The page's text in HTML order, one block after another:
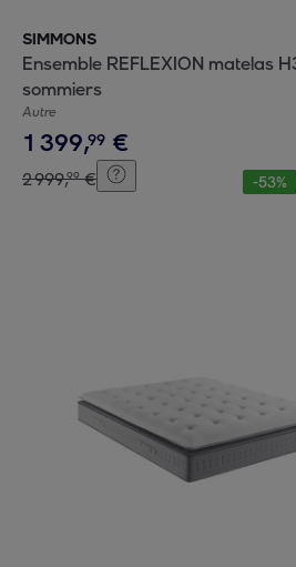
SIMMONS
Ensemble REFLEXION matelas
sommiers
Autre
1 399,99 €
2999,99 € -53%